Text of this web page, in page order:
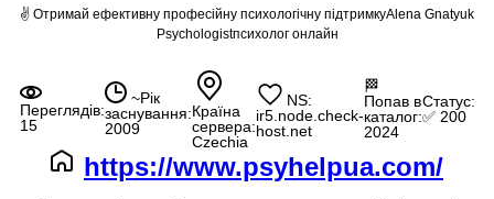
✌ Отримай ефективну професійну психологічну підтримкуAlena Gnatyuk
Psychologistпсихолог онлайн
Переглядів:
15
~Рік
заснування:
2009
Країна
сервера:
Czechia
NS:
ir5.node.check-
host.net
🏁
Попав в
каталог:
2024
Статус:
✅ 200
https://www.psyhelpua.com/